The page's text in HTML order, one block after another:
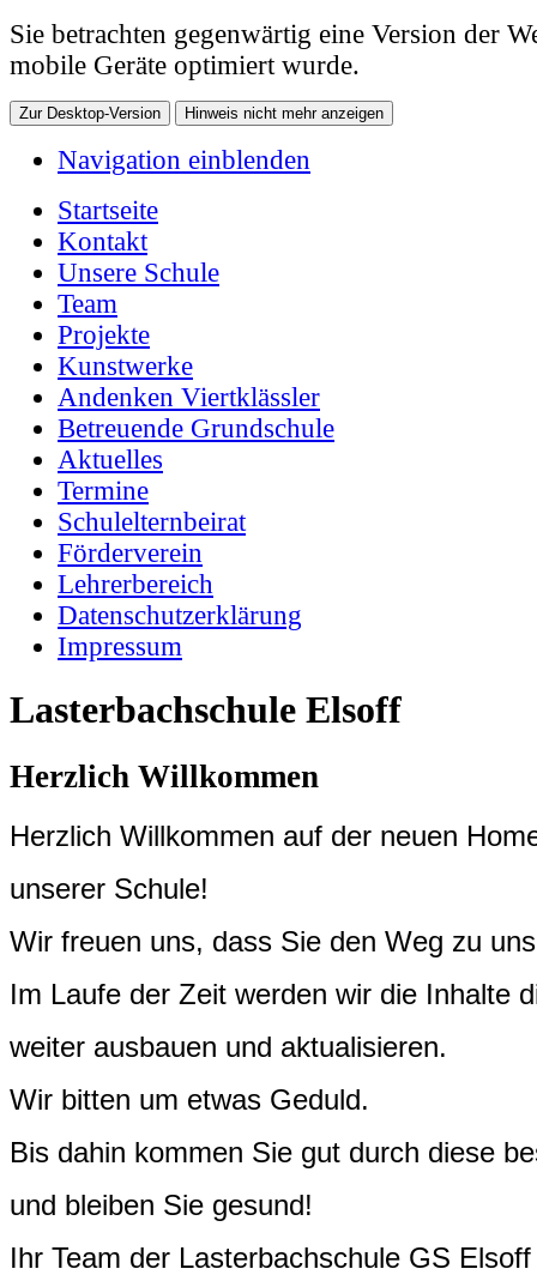
Sie betrachten gegenwärtig eine Version der
mobile Geräte optimiert wurde.
Zur Desktop-Version Hinweis nicht mehr anzeigen
Navigation einblenden
Startseite
Kontakt
Unsere Schule
Team
Projekte
Kunstwerke
Andenken Viertklässler
Betreuende Grundschule
Aktuelles
Termine
Schulelternbeirat
Förderverein
Lehrerbereich
Datenschutzerklärung
Impressum
Lasterbachschule Elsoff
Herzlich Willkommen
Herzlich Willkommen auf der neuen
unserer Schule!
Wir freuen uns, dass Sie den Weg zu
Im Laufe der Zeit werden wir die Inhalte
weiter ausbauen und aktualisieren.
Wir bitten um etwas Geduld.
Bis dahin kommen Sie gut durch diese
und bleiben Sie gesund!
Ihr Team der Lasterbachschule GS Elsoff